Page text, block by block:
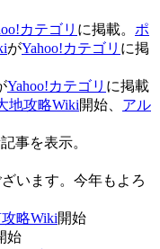
カテゴリ に掲載。 ポ
がYahoo!カテゴリ に掲
Yahoo!カテゴリ に掲載
地攻略Wiki開始、 アル
事を表示。
います。今年もよろ
略Wiki開始
始